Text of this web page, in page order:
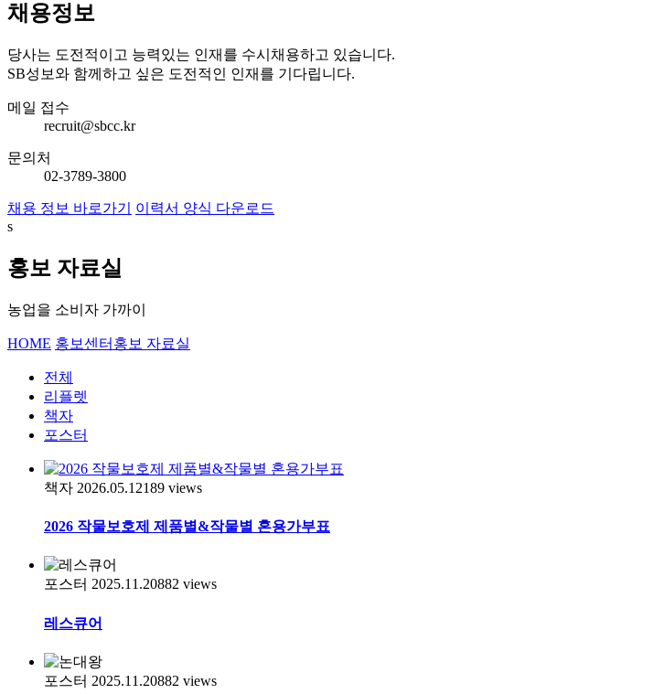
채용정보
당사는 도전적이고 능력있는 인재를 수시채용하고 있습니다.
SB성보와 함께하고 싶은 도전적인 인재를 기다립니다.
메일 접수
recruit@sbcc.kr
문의처
02-3789-3800
채용 정보 바로가기
이력서 양식 다운로드
s
홍보 자료실
농업을 소비자 가까이
HOME 홍보센터 홍보 자료실
전체
리플렛
책자
포스터
책자 2026.05.12189 views
2026 작물보호제 제품별&작물별 혼용가부표
포스터 2025.11.20882 views
레스큐어
포스터 2025.11.20882 views